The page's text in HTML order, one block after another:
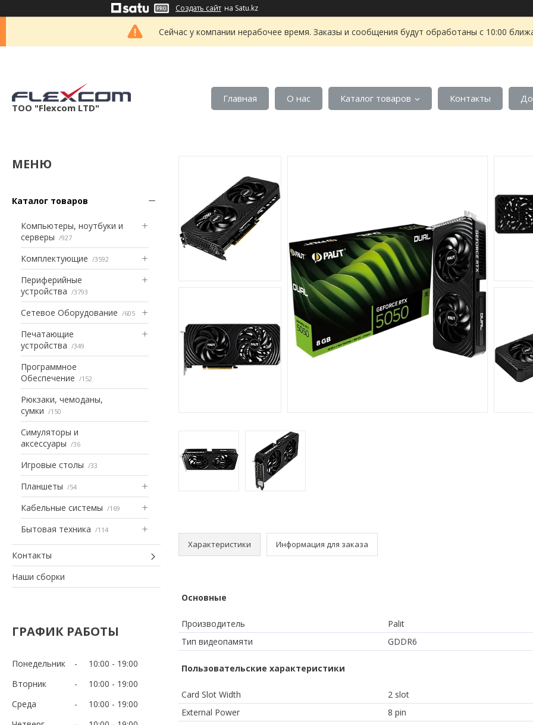
Создать сайт на Satu.kz
Сейчас у компании нерабочее время. Заказы и сообщения будут обработаны с 10:00
ТОО "Flexcom LTD"
Главная О нас Каталог товаров Контакты
Каталог товаров
Компьютеры, ноутбуки и
серверы
927
Комплектующие 3592
Периферийные
устройства
3793
Сетевое Оборудование 605
Печатающие
устройства
349
Программное
Обеспечение
152
Рюкзаки, чемоданы,
сумки
150
Симуляторы и
аксессуары
36
Игровые столы 33
Планшеты 54
Кабельные системы 169
Бытовая техника 114
Контакты
Наши сборки
ГРАФИК РАБОТЫ
Понедельник 10:00
19:00
Вторник
10:00
19:00
Среда
10:00
19:00
Характеристики Информация для заказа
Основные
Производитель
Palit
Тип видеопамяти
GDDR6
Пользовательские характеристики
Card Slot Width
2 slot
External Power
8 pin